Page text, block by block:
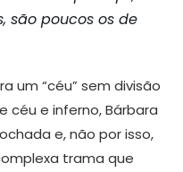
são poucos os de
um “céu” sem divisão
céu e inferno, Bárbara
e, não por isso,
trama que